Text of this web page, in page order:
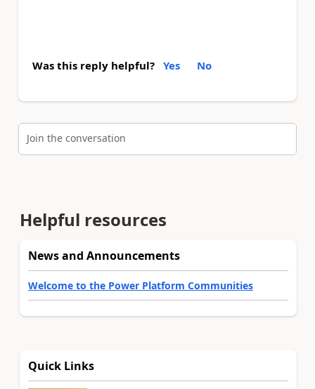
Was this reply helpful? Yes No
Join the conversation
Helpful resources
News and Announcements
Welcome to the Power Platform Communities
Quick Links